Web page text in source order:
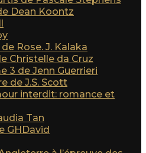
Dean Koontz
Rose. J. Kalaka
Christelle da Cruz
3 de Jenn Guerrieri
de J.S. Scott
interdit: romance et
Tan
GHDavid